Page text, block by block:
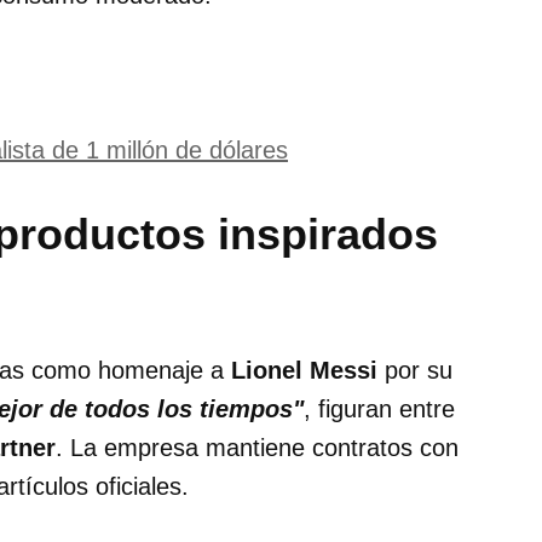
de 1 millón de dólares
inspirados
como homenaje a Lionel Messi por su
de todos los tiempos", figuran entre
. La empresa mantiene contratos con
oficiales.